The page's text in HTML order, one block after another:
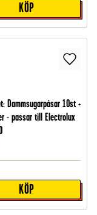
KÖP
Dammsugarpåsar 10st +
- passar till Electrolux
KÖP